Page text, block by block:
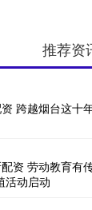
推荐资
跨越烟台这十
资 劳动教育有
活动启动